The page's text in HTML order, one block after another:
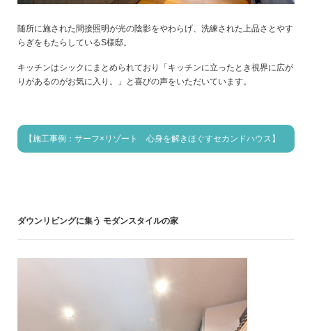
随所に施された間接照明が光の陰影をやわらげ、洗練された上品さとやす
らぎをもたらしているS様邸。
キッチンはシックにまとめられており「キッチンに立ったとき視界に広が
りがあるのがお気に入り。」と喜びの声をいただいています。
【施工事例：サーフ×リゾート 心身を解きほぐすセカンドハウス】
ダウンリビングに集う モダンスタイルの家